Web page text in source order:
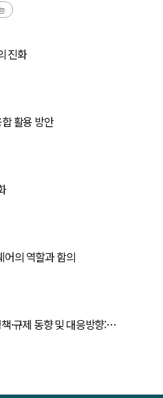
진화
활용 방안
어의 역할과 함의
·규제 동향 및 대응방향:
로